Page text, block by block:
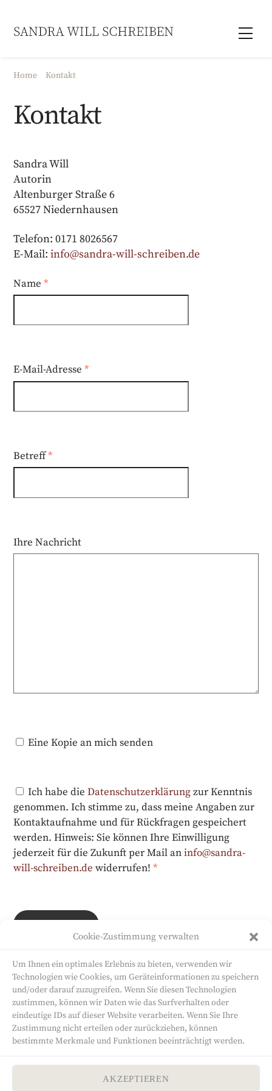
Cookie-Zustimmung verwalten
Um Ihnen ein optimales Erlebnis zu bieten, verwenden wir
Technologien wie Cookies, um Geräteinformationen zu speichern
und/oder darauf zuzugreifen. Wenn Sie diesen Technologien
zustimmen, können wir Daten wie das Surfverhalten oder
eindeutige IDs auf dieser Website verarbeiten. Wenn Sie Ihre
Zustimmung nicht erteilen oder zurückziehen, können
bestimmte Merkmale und Funktionen beeinträchtigt werden.
AKZEPTIEREN
content
Home Kontakt
Kontakt
Sandra Will
Autorin
Altenburger Straße 6
65527 Niedernhausen
Telefon: 0171 8026567
E-Mail:info@sandra-will-schreiben.de
Name*
E-Mail-Adresse*
Betreff*
Ihre Nachricht
Eine Kopie an mich senden
Ich habe dieDatenschutzerklärungzur Kenntnis
genommen. Ich stimme zu, dass meine Angaben zur
Kontaktaufnahme und für Rückfragen gespeichert
werden. Hinweis: Sie können Ihre Einwilligung
jederzeit für die Zukunft per Mail aninfo@sandra-
will-schreiben.de widerrufen! *
ABSENDEN
Sandra Will
Autorin
65527 Niedernhausen